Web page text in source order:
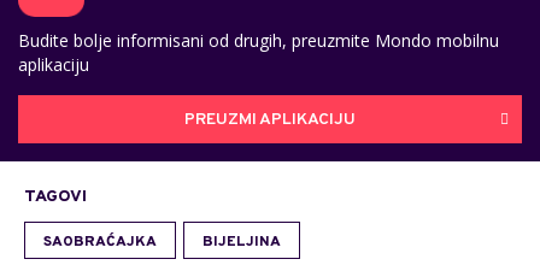
Budite bolje informisani od drugih, preuzmite Mondo mobilnu
aplikaciju
PREUZMI APLIKACIJU
TAGOVI
SAOBRAĆAJKA BIJELJINA